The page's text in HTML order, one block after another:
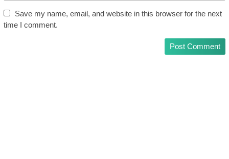
Save my name, email, and website in this browser for the next
time I comment.